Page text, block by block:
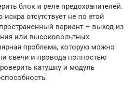
блок и реле предохранителей.
отсутствует не по этой
вариант – выход из
или высоковольтных
проблема, которую можно
свечи и провода полностью
катушку и модуль